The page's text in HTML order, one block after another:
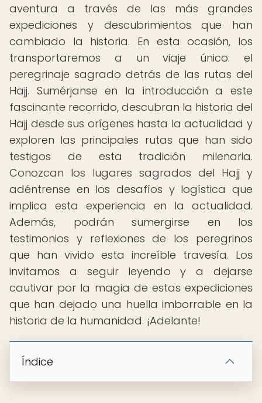
aventura a través de las más grandes
expediciones y descubrimientos que han
cambiado la historia. En esta ocasión, los
transportaremos a un viaje único: el
peregrinaje sagrado detrás de las rutas del
Hajj. Sumérjanse en la introducción a este
fascinante recorrido, descubran la historia del
Hajj desde sus orígenes hasta la actualidad y
exploren las principales rutas que han sido
testigos de esta tradición milenaria.
Conozcan los lugares sagrados del Hajj y
adéntrense en los desafíos y logística que
implica esta experiencia en la actualidad.
Además, podrán sumergirse en los
testimonios y reflexiones de los peregrinos
que han vivido esta increíble travesía. Los
invitamos a seguir leyendo y a dejarse
cautivar por la magia de estas expediciones
que han dejado una huella imborrable en la
historia de la humanidad. ¡Adelante!
Índice